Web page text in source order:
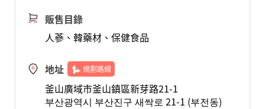
販售目錄
人蔘、韓藥材、保健食品
地址 規劃路線
釜山廣域市釜山鎮區新芽路21-1
부산광역시 부산진구 새싹로 21-1 (부전동)